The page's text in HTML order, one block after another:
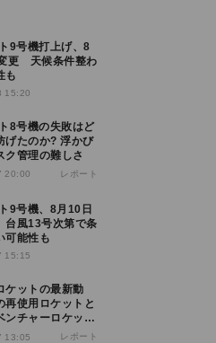
9号機打上げ、8
更 天候条件整わ
も
15:20
8号機の失敗はど
げたのか? 浮かび
ク管理の難しさ
20:00 レポート
9号機、8月10日
風13号次第で条
可能性も
15:15
ケットの最新動
使用ロケットと
ンチャーロケット
13:05 レポート